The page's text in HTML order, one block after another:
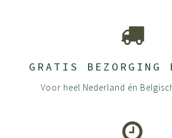
GRATIS
Voor heel Nederland én